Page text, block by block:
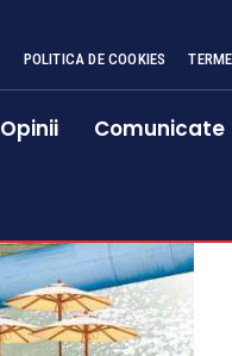
POLITICA DE COOKIES
Opinii Comunicate